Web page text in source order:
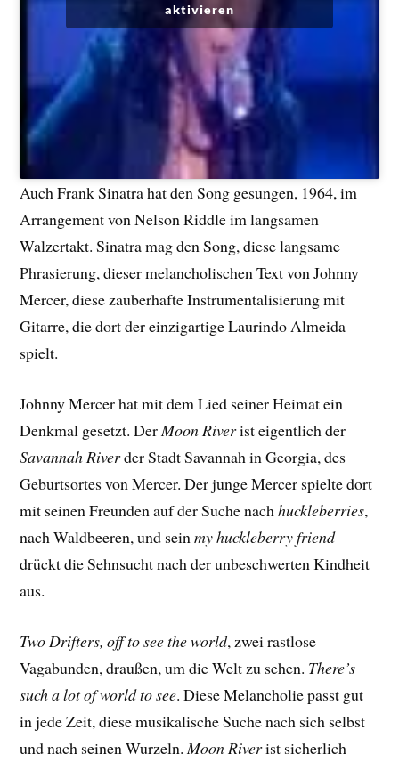
aktivieren
Auch Frank Sinatra hat den Song gesungen, 1964, im
Arrangement von Nelson Riddle im langsamen
Walzertakt. Sinatra mag den Song, diese langsame
Phrasierung, dieser melancholischen Text von Johnny
Mercer, diese zauberhafte Instrumentalisierung mit
Gitarre, die dort der einzigartige Laurindo Almeida
spielt.
Johnny Mercer hat mit dem Lied seiner Heimat ein
Denkmal gesetzt. Der Moon Riverist eigentlich der
Savannah Riverder Stadt Savannah in Georgia, des
Geburtsortes von Mercer. Der junge Mercer spielte dort
mit seinen Freunden auf der Suche nachhuckleberries,
nach Waldbeeren, und seinmy huckleberry friend
drückt die Sehnsucht nach der unbeschwerten Kindheit
aus.
Two Drifters, off to see the world, zwei rastlose
Vagabunden, draußen, um die Welt zu sehen. There’s
such a lot of world to see. Diese Melancholie passt gut
in jede Zeit, diese musikalische Suche nach sich selbst
und nach seinen Wurzeln. Moon Riverist sicherlich